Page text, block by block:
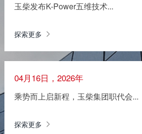
玉柴发布K-Power五维技术...
探索更多
04月16日，2026年
乘势而上启新程，玉柴集团职代会...
探索更多